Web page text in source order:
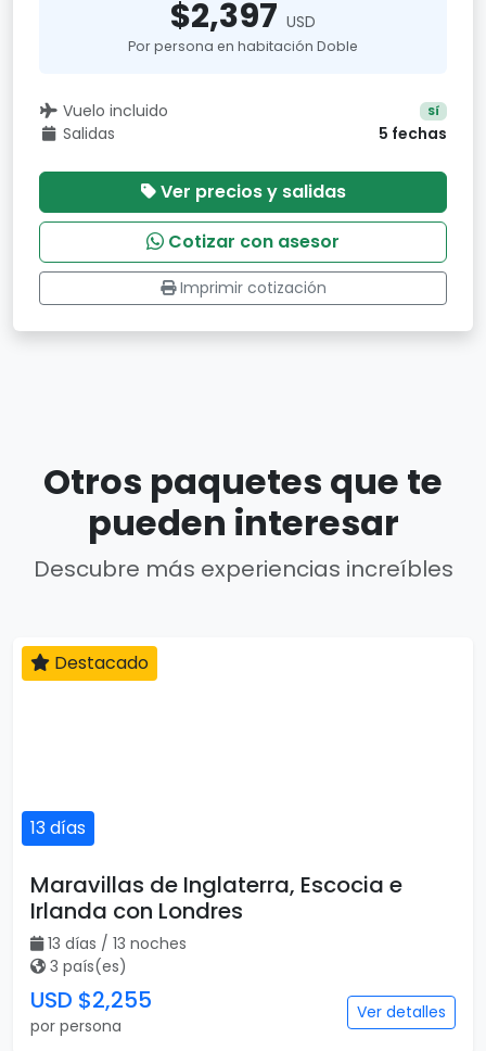
$2,397 USD
Por persona en habitación Doble
Vuelo incluido Sí
Salidas 5 fechas
Ver precios y salidas
Cotizar con asesor
Imprimir cotización
Otros paquetes que te
pueden interesar
Descubre más experiencias increíbles
13 días
Destacado
Maravillas de Inglaterra, Escocia e
Irlanda con Londres
13 días / 13 noches
3 país(es)
USD $2,255
por persona
Ver detalles